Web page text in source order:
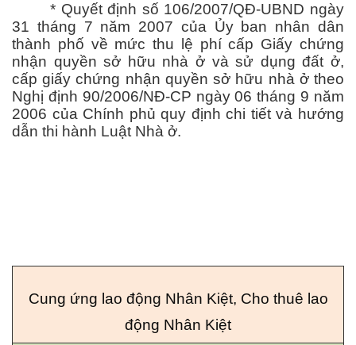
* Quyết định số 106/2007/QĐ-UBND ngày
31 tháng 7 năm 2007 của Ủy ban nhân dân
thành phố về mức thu lệ phí cấp Giấy chứng
nhận quyền sở hữu nhà ở và sử dụng đất ở,
cấp giấy chứng nhận quyền sở hữu nhà ở theo
Nghị định 90/2006/NĐ-CP ngày 06 tháng 9 năm
2006 của Chính phủ quy định chi tiết và hướng
dẫn thi hành Luật Nhà ở.
Cung ứng lao động Nhân Kiệt, Cho thuê lao
động Nhân Kiệt